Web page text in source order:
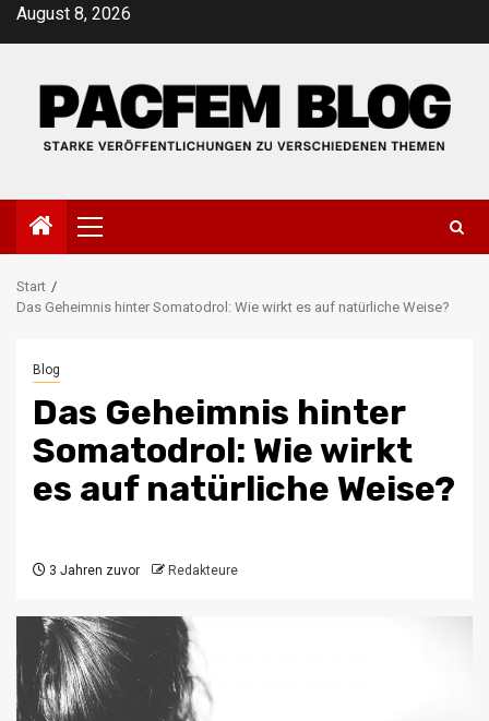
ZumAugust 8, 2026
Primäres
Menü
Start
Das Geheimnis hinter Somatodrol: Wie wirkt es auf natürliche Weise?
Blog
Das Geheimnis hinter
Somatodrol: Wie wirkt
es auf natürliche Weise?
3 Jahren zuvor Redakteure